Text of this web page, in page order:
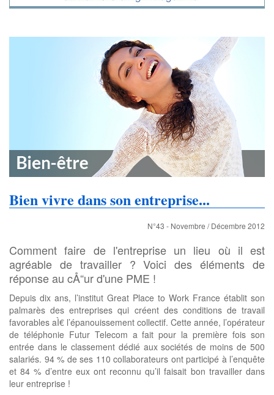
Bien vivre dans son entreprise...
N°43 - Novembre / Décembre 2012
Comment faire de l'entreprise un lieu où il est
agréable de travailler ? Voici des éléments de
réponse au cÅ“ur d'une PME !
Depuis dix ans, l’institut Great Place to Work France établit son
palmarès des entreprises qui créent des conditions de travail
favorables aÌ€ l’épanouissement collectif. Cette année, l’opérateur
de téléphonie Futur Telecom a fait pour la première fois son
entrée dans le classement dédié aux sociétés de moins de 500
salariés. 94 % de ses 110 collaborateurs ont participé à l’enquête
et 84 % d’entre eux ont reconnu qu’il faisait bon travailler dans
leur entreprise !